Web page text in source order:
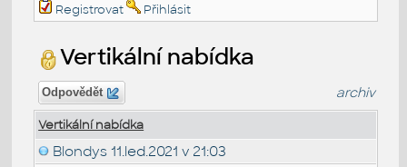
Registrovat
Přihlásit
Vertikální nabídka
Odpovědět archiv
Vertikální nabídka
Blondys 11.led.2021 v 21:03